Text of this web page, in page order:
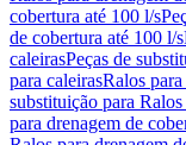
cobertura até 100 l/s
de cobertura até 100 l/s
caleirasPeças de
para caleirasRalos
substituição para
para drenagem de